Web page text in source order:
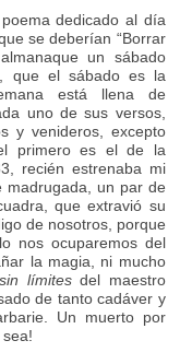
dedicado al día
se deberían “Borrar
un sábado
que el sábado es la
está llena de
uno de sus versos,
y venideros, excepto
primero es el de la
recién estrenaba mi
madrugada, un par de
que extravió su
de nosotros, porque
nos ocuparemos del
la magia, ni mucho
límitesdel maestro
de tanto cadáver y
Un muerto por